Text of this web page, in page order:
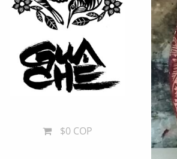
$0 COP